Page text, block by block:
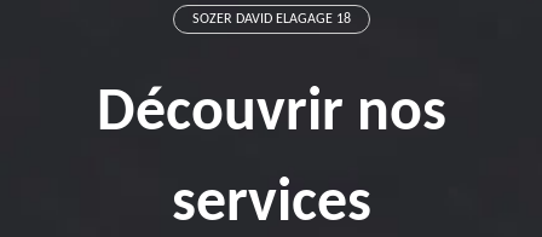
SOZER DAVID ELAGAGE 18
Découvrir nos
services